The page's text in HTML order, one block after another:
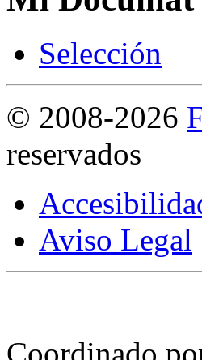
Selección
© 2008-2026
reservados
Aviso Legal
Coordinado